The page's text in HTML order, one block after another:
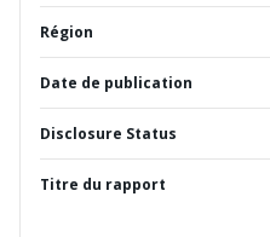
Région
Date de publication
Disclosure Status
Titre du rapport